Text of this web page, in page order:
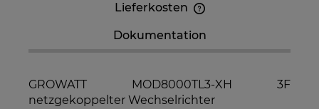
Lieferkosten
enthalten. Die Versandkosten können höher
Dokumentation
GROWATT MOD8000TL3-XH 3F
netzgekoppelter Wechselrichter